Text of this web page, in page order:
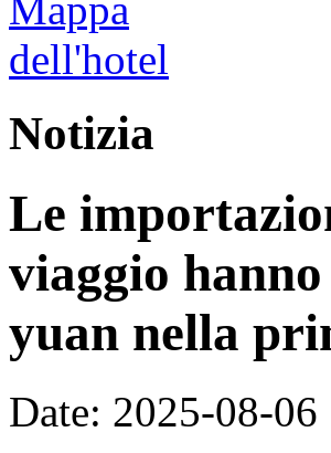
Notizia
Le
viaggio
yuan nella
Date: 2025-08-06